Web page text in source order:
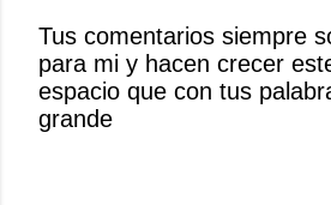
u
n
c
o
Tus comentarios siempre
para mi y hacen crecer
espacio que con tus
grande